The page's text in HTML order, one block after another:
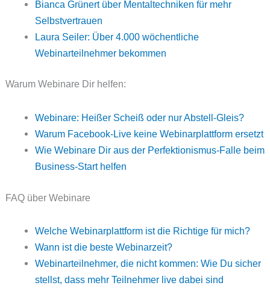
Bianca Grünert über Mentaltechniken für mehr
Selbstvertrauen
Laura Seiler: Über 4.000 wöchentliche
Webinarteilnehmer bekommen
Warum Webinare Dir helfen:
Webinare: Heißer Scheiß oder nur Abstell-Gleis?
Warum Facebook-Live keine Webinarplattform ersetzt
Wie Webinare Dir aus der Perfektionismus-Falle beim
Business-Start helfen
FAQ über Webinare
Welche Webinarplattform ist die Richtige für mich?
Wann ist die beste Webinarzeit?
Webinarteilnehmer, die nicht kommen: Wie Du sicher
stellst, dass mehr Teilnehmer live dabei sind